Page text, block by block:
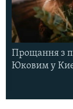
Прощання з
Юковим у